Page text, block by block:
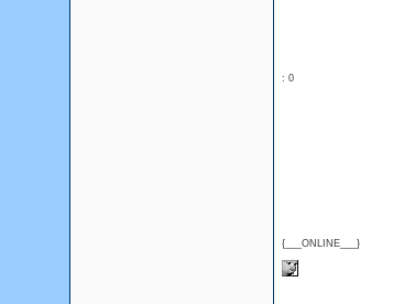
: 0
{___ONLINE___}